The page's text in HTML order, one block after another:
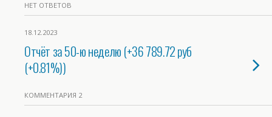
НЕТ ОТВЕТОВ
18.12.2023
Отчёт за 50-ю неделю (+36 789.72 руб
(+0.81%))
КОММЕНТАРИЯ 2